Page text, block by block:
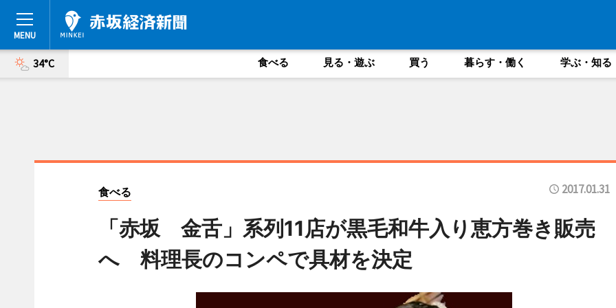
34°C 食べる 見る・遊ぶ 買う 暮らす・働く 学ぶ・知る
食べる 2017.01.31
「赤坂 金舌」系列11店が黒毛和牛入り恵方巻き販売
へ 料理長のコンペで具材を決定